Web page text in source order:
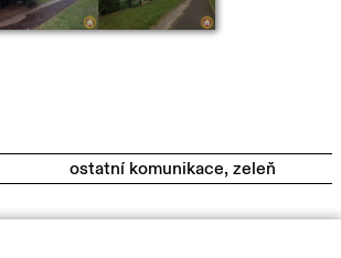
ostatní komunikace, zeleň